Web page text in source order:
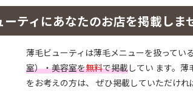
ーティにあなたのお店を掲載しま
薄毛ビューティは薄毛メニューを扱っている
室）・美容室を無料で掲載してい ます。
をお考えの方は、 ぜひ掲載していただけれ